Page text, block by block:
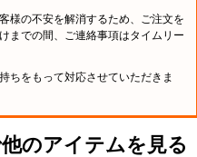
様の不安を解消するため、ご注文を
までの間、ご連絡事項はタイムリー
ちをもって対応させていただきま
のアイテムを見る